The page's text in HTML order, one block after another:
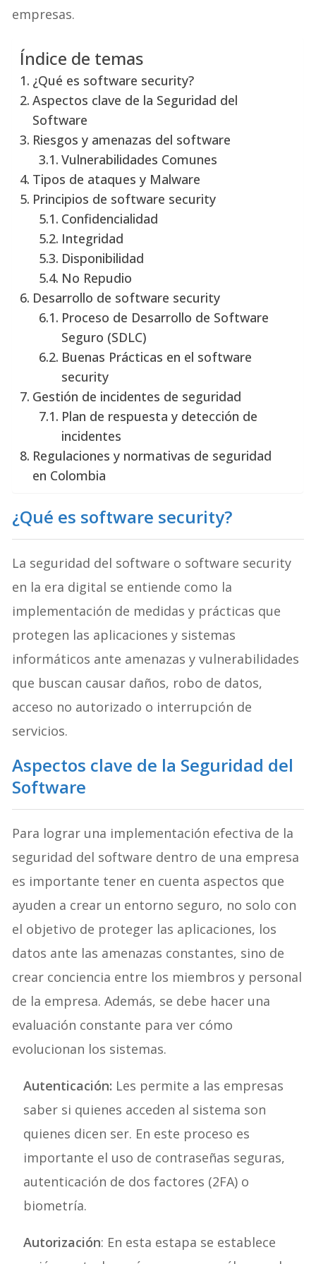
empresas.
Índice de temas
¿Qué es software security?
Aspectos clave de la Seguridad del
Software
Riesgos y amenazas del software
Vulnerabilidades Comunes
Tipos de ataques y Malware
Principios de software security
Confidencialidad
Integridad
Disponibilidad
No Repudio
Desarrollo de software security
Proceso de Desarrollo de Software
Seguro (SDLC)
Buenas Prácticas en el software
security
Gestión de incidentes de seguridad
Plan de respuesta y detección de
incidentes
Regulaciones y normativas de seguridad
en Colombia
¿Qué es software security?
La seguridad del software o software security
en la era digital se entiende como la
implementación de medidas y prácticas que
protegen las aplicaciones y sistemas
informáticos ante amenazas y vulnerabilidades
que buscan causar daños, robo de datos,
acceso no autorizado o interrupción de
servicios.
Aspectos clave de la Seguridad del
Software
Para lograr una implementación efectiva de la
seguridad del software dentro de una empresa
es importante tener en cuenta aspectos que
ayuden a crear un entorno seguro, no solo con
el objetivo de proteger las aplicaciones, los
datos ante las amenazas constantes, sino de
crear conciencia entre los miembros y personal
de la empresa. Además, se debe hacer una
evaluación constante para ver cómo
evolucionan los sistemas.
Autenticación: Les permite a las empresas
saber si quienes acceden al sistema son
quienes dicen ser. En este proceso es
importante el uso de contraseñas seguras,
autenticación de dos factores (2FA) o
biometría.
Autorización: En esta estapa se establece